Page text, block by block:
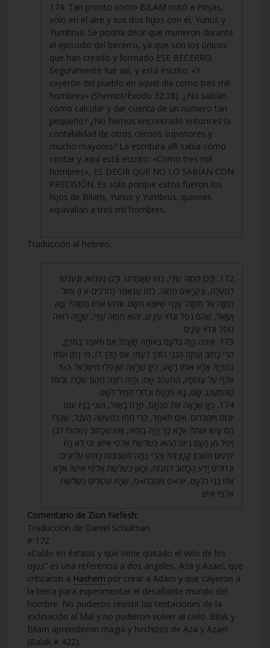
174. Tan pronto como BILAM notó a Pinjas,
voló en el aire y sus dos hijos con él, Yunus y
Yumbrus. Se podría decir que murieron durante
el episodio del becerro, ya que son los únicos
que han creado y formado ESE BECERRO.
Seguramente fue así, y está escrito: «Y
cayeron del pueblo en aquel día como tres mil
hombres» (Shemot/Éxodo 32:28). ¿No sabían
cómo calcular y dar cuenta de un número tan
pequeño? ¿No hemos encontrado entonces la
contabilidad de otros censos superiores y
mucho mayores? La escritura allí sabía cómo
contar y aquí está escrito: «Como tres mil
hombres», ES DECIR QUE NO LO SABÍAN CON
PRECISIÓN. Es solo porque estos fueron los
hijos de Bilam, Yunus y Yumbrus, quienes
equivalían a tres mil hombres.
Traducción al hebreo:
172. וְלָכֵן מַחֲזֵה שַׁדַּי, כְּמוֹ שֶׁאָמַרְנוּ. וְלָכֵן נֶעֶנְשׁוּ, וְנֶעֶנְשׁוּ
לְמַעְלָה, וְנִקְרָאִים מַחֲזֶה, כְּמוֹ שֶׁנֶּאֱמַר (מלכים-א ז) וּמוּל
מֶחֱזָה אֶל מֶחֱזָה. עָנָף שֶׁיּוֹצֵא מִשָּׁם. וּמִיהוּ אוֹתוֹ מַחֲזֶה? עֲזָא
וַעֲזָאֵל, שֶׁהֵם נֹפֵל וּגְלוּי עֵינָיִם, וְהוּא מַחֲזֵה שַׁדַּי, שֶׁהָיָה רוֹאֶה
נוֹפֵל וּגְלוּי עֵינַיִם.
173. אֵיפֹה הָיָה בִּלְעָם בְּאוֹתָהּ שָׁעָה? אִם תֹּאמַר בְּמִדְיָן,
הֲרֵי כָּתוּב וְעַתָּה הִנְנִי הוֹלֵךְ לְעַמִּי. אִם הָלַךְ לוֹ, מִי נָתַן אוֹתוֹ
בְּמִדְיָן? אֶלָּא אוֹתוֹ רָשָׁע, כֵּיוָן שֶׁרָאָה שֶׁנָּפְלוּ מִיִּשְׂרָאֵל כ»ד
אֶלֶף עַל עֲצוֹתָיו, הִתְעַכֵּב שָׁם, וְהָיָה רוֹצֶה מֵהֶם שְׂכָרוֹ. וּבְעוֹד
שֶׁהִתְעַכֵּב שָׁם, בָּא פִּנְחָס וּגְדוֹלֵי הַחַיִל לְשָׁם.
174. כֵּיוָן שֶׁרָאָה אֶת פִּנְחָס, פָּרַח בָּאֲוִיר, וּשְׁנֵי בָנָיו עִמּוֹ,
יוֹנוֹס וְיוֹמְבְּרוֹס. וְאִם תֹּאמַר, הֲרֵי מֵתוּ בְּמַעֲשֵׂה הָעֵגֶל, שֶׁהֲרֵי
הֵם עָשׂוּ אוֹתוֹ? אֶלָּא כָּךְ הָיָה בְּוַדַּאי, וְזֶהוּ שֶׁכָּתוּב (שמות לב)
וַיִּפֹּל מִן הָעָם בַּיּוֹם הַהוּא כִּשְׁלֹשֶׁת אַלְפֵי אִישׁ. וְכִי לֹא הָיוּ
יוֹדְעִים חֶשְׁבּוֹן קָטָן זֶה? וַהֲרֵי כַּמָּה חֶשְׁבּוֹנוֹת רָמִים עֶלְיוֹנִים
וּגְדוֹלִים יָדַע הַכָּתוּב לִמְנוֹת, וְכָאן כִּשְׁלֹשֶׁת אַלְפֵי אִישׁ? אֶלָּא
אֵלּוּ בְּנֵי בִלְעָם, יוֹנוֹ»ס וְיוֹמְבְּרוֹ»ס, שֶׁהָיוּ שְׁקוּלִים כִּשְׁלֹשֶׁת
אַלְפֵי אִישׁ.
Comentario de Zion Nefesh:
Traducción de Daniel Schulman
# 172
«Caído en éxtasis y que tiene quitado el velo de los
ojos” es una referencia a dos ángeles, Aza y Azael, que
criticaron a Hashem por crear a Adam y que cayeron a
la tierra para experimentar el desafiante mundo del
hombre. No pudieron resistir las tentaciones de la
Inclinación al Mal y no pudieron volver al cielo. Bilak y
Bilam aprendieron magia y hechizos de Aza y Azael
(Balak # 422).